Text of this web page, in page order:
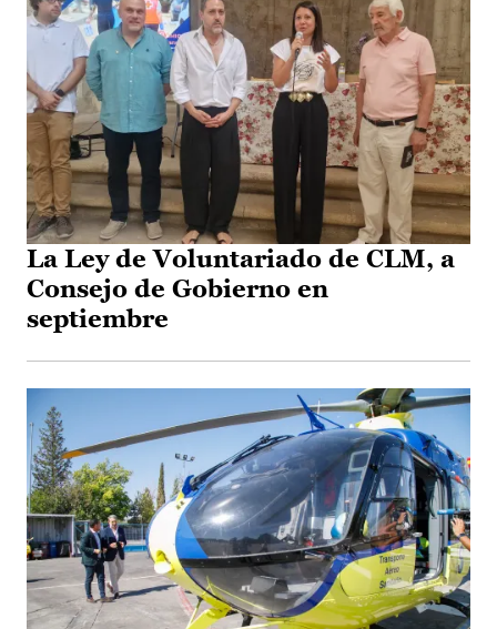
La Ley de Voluntariado de CLM, a
Consejo de Gobierno en
septiembre